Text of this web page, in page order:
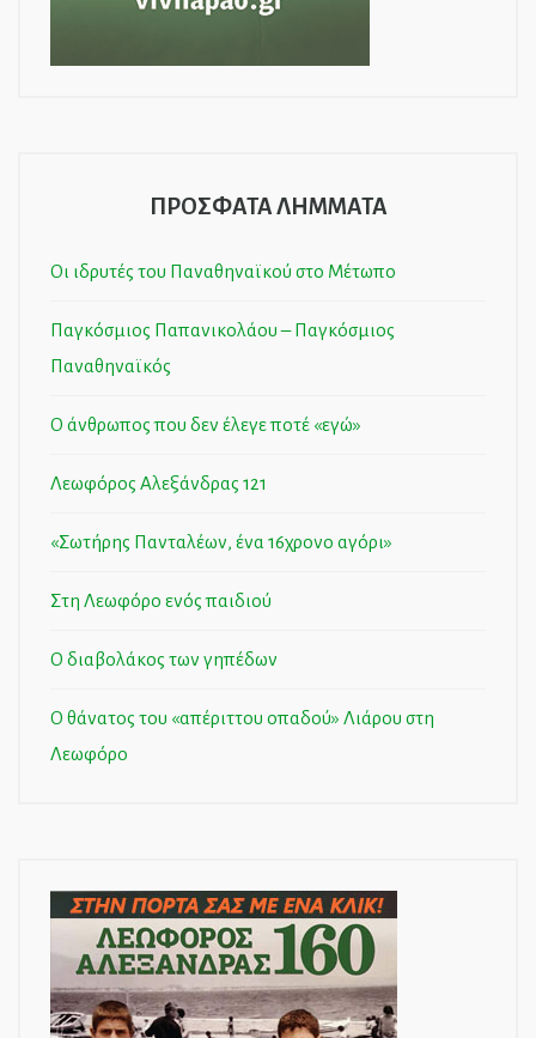
ΠΡΟΣΦΑΤΑ ΛΗΜΜΑΤΑ
Οι ιδρυτές του Παναθηναϊκού στο Μέτωπο
Παγκόσμιος Παπανικολάου – Παγκόσμιος
Παναθηναϊκός
Ο άνθρωπος που δεν έλεγε ποτέ «εγώ»
Λεωφόρος Αλεξάνδρας 121
«Σωτήρης Πανταλέων, ένα 16χρονο αγόρι»
Στη Λεωφόρο ενός παιδιού
Ο διαβολάκος των γηπέδων
Ο θάνατος του «απέριττου οπαδού» Λιάρου στη
Λεωφόρο